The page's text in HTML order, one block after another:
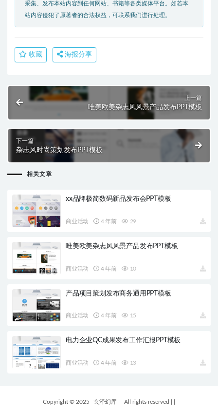
采集、发布本站内容到任何网站、书籍等各类媒体平台。如若本
站内容侵犯了原著者的合法权益，可联系我们进行处理。
收藏 海报分享
上一篇
唯美欧美杂志风风景产品发布PPT模板
下一篇
杂志风时尚策划发布PPT模板
相关文章
xx品牌极简数码新品发布会PPT模板
商业活动 4 年前 29
唯美欧美杂志风风景产品发布PPT模板
商业活动 4 年前 10
产品项目策划发布商务通用PPT模板
商业活动 4 年前 15
电力企业QC成果发布工作汇报PPT模板
商业活动 4 年前 13
Copyright © 2025 玄泽幻库 - All rights reserved